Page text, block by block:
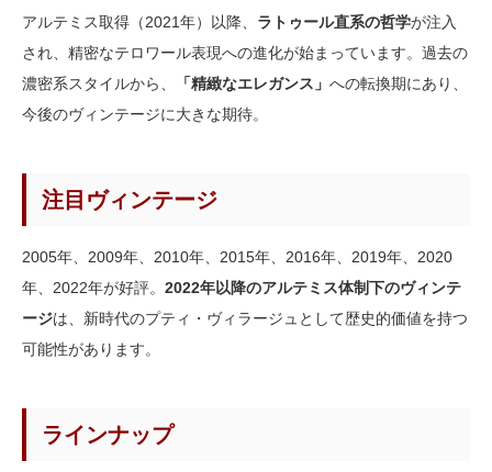
アルテミス取得（2021年）以降、 ラトゥール直系の哲学が注入
され、精密なテロワール表現への進化が始まっています。過去の
濃密系スタイルから、
「精緻なエレガンス」 への転換期にあり、
今後のヴィンテージに大きな期待。
注目ヴィンテージ
2005年、2009年、2010年、2015年、2016年、2019年、2020
年、2022年が好評。 2022年以降のアルテミス体制下のヴィンテ
ージは、新時代のプティ・ヴィラージュとして歴史的価値を持つ
可能性があります。
ラインナップ